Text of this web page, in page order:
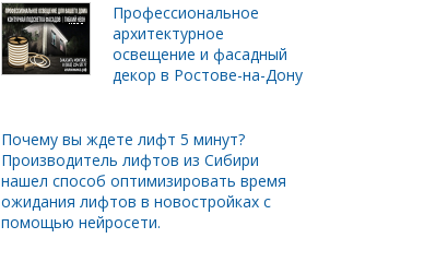
Профессиональное
архитектурное
освещение и фасадный
декор в Ростове-на-Дону
Почему вы ждете лифт 5 минут?
Производитель лифтов из Сибири
нашел способ оптимизировать время
ожидания лифтов в новостройках с
помощью нейросети.